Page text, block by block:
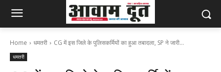
Home धमतरी CG में इस जिले के पुलिसकर्मियों का हुआ तबादला, SP ने जारी...
धमतरी